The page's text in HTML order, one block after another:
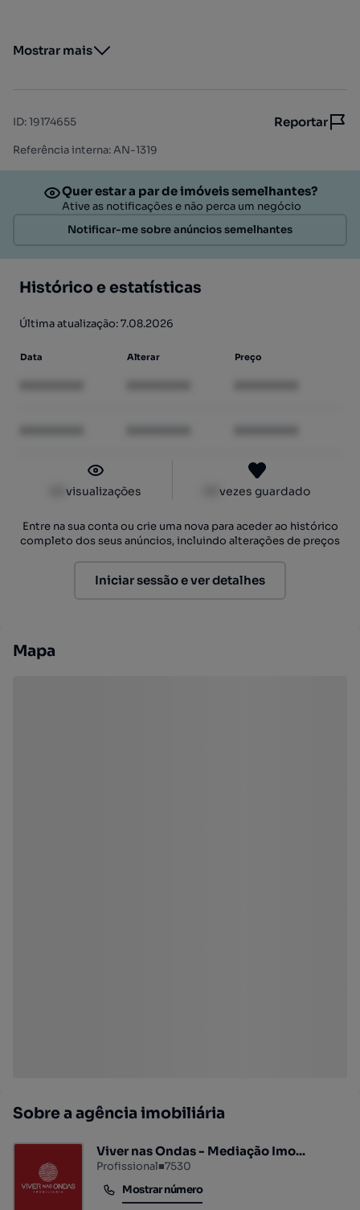
Mostrar mais
ID:19174655 Reportar
Referência interna: AN-1319
Quer estar a par de imóveis semelhantes?
Ative as notificações e não perca um negócio
Notificar-me sobre anúncios semelhantes
Histórico e estatísticas
Última atualização: 7.08.2026
Data Alterar Preço
visualizações vezes guardado
Entre na sua conta ou crie uma nova para aceder ao histórico
completo dos seus anúncios, incluindo alterações de preços
Iniciar sessão e ver detalhes
Mapa
Sobre a agência imobiliária
Viver nas Ondas - Mediação Imo...
Profissional■7530
Mostrar número
Mostrar número